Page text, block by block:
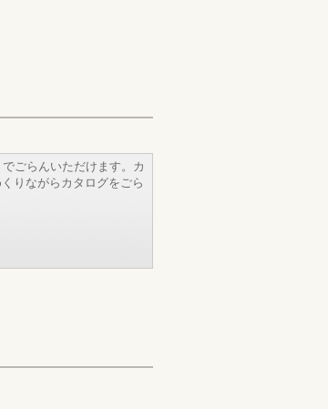
ごらんいただけます。カ
りながらカタログをごら